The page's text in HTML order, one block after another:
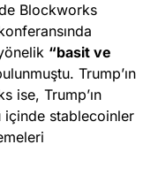
Blockworks
“basit ve
Trump’ın
ise, Trump’ın
içinde stablecoinler